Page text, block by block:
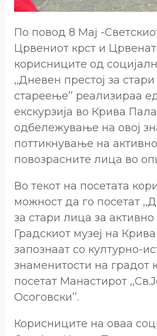
По повод 8 Mај -
Црвениот крст и
корисниците од
,,Дневен престој за
стареење’’ реализираа
екскурзија во Крива
одбележување на овој
поттикнување на
повозрасните лица во
Во текот на посетата
можност да го посетат
за стари лица за активно
Градскиот музеј на
запознаат со културно-
знаменитости на градот
посетат Манастирот
Осоговски’’.
Корисниците на оваа